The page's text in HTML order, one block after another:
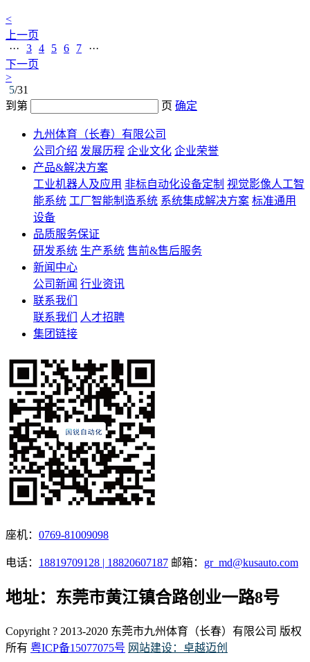
<
上一页
···
3 4 5 6 7
···
下一页
>
5/31
到第
页 确定
九州体育（长春）有限公司
公司介绍 发展历程 企业文化 企业荣誉
产品&解决方案
工业机器人及应用 非标自动化设备定制 视觉影像人工智
能系统 工厂智能制造系统 系统集成解决方案 标准通用
设备
品质服务保证
研发系统 生产系统 售前&售后服务
新闻中心
公司新闻 行业资讯
联系我们
联系我们
人才招聘
集团链接
座机： 0769-81009098
电话： 18819709128 | 18820607187 邮箱： gr_md@kusauto.com
地址：东莞市黄江镇合路创业一路8号
Copyright ? 2013-2020 东莞市九州体育（长春）有限公司 版权
所有 粤ICP备15077075号 网站建设：卓越迈创